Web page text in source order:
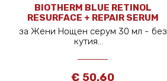
BIOTHERM BLUE RETINOL
RESURFACE + REPAIR SERUM
NIGHT 30 ML
за Жени Нощен серум 30 мл - без
кутия...
€ 50.60